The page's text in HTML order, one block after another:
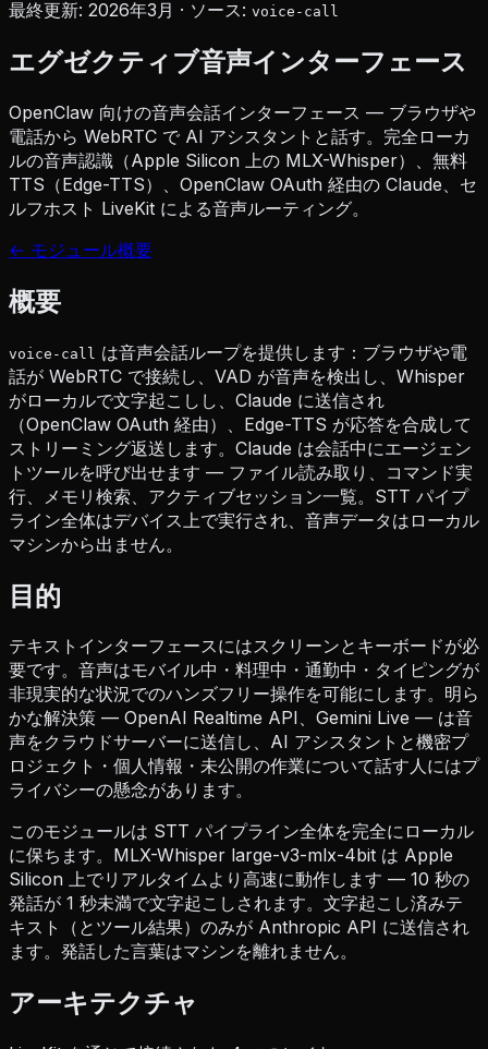
最終更新: 2026年3月 · ソース: voice-call
エグゼクティブ音声インターフェース
OpenClaw 向けの音声会話インターフェース — ブラウザや
電話から WebRTC で AI アシスタントと話す。完全ローカ
ルの音声認識（Apple Silicon 上の MLX-Whisper）、無料
TTS（Edge-TTS）、OpenClaw OAuth 経由の Claude、セ
ルフホスト LiveKit による音声ルーティング。
← モジュール概要
概要
voice-call は音声会話ループを提供します：ブラウザや電
話が WebRTC で接続し、VAD が音声を検出し、Whisper
がローカルで文字起こしし、Claude に送信され
（OpenClaw OAuth 経由）、Edge-TTS が応答を合成して
ストリーミング返送します。Claude は会話中にエージェン
トツールを呼び出せます — ファイル読み取り、コマンド実
行、メモリ検索、アクティブセッション一覧。STT パイプ
ライン全体はデバイス上で実行され、音声データはローカル
マシンから出ません。
目的
テキストインターフェースにはスクリーンとキーボードが必
要です。音声はモバイル中・料理中・通勤中・タイピングが
非現実的な状況でのハンズフリー操作を可能にします。明ら
かな解決策 — OpenAI Realtime API、Gemini Live — は音
声をクラウドサーバーに送信し、AI アシスタントと機密プ
ロジェクト・個人情報・未公開の作業について話す人にはプ
ライバシーの懸念があります。
このモジュールは STT パイプライン全体を完全にローカル
に保ちます。MLX-Whisper large-v3-mlx-4bit は Apple
Silicon 上でリアルタイムより高速に動作します — 10 秒の
発話が 1 秒未満で文字起こしされます。文字起こし済みテ
キスト（とツール結果）のみが Anthropic API に送信され
ます。発話した言葉はマシンを離れません。
アーキテクチャ